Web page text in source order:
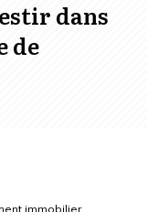
dans
de
immobilier,